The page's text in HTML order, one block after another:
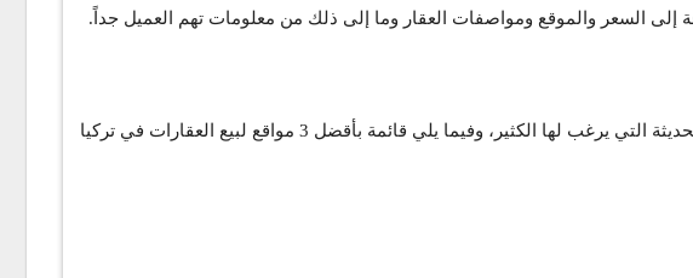
إلى السعر والموقع ومواصفات العقار وما إلى ذلك من معلومات تهم العميل جداً.
تهتم مواقع بيع العقارات في تركيا بعرض العقارات الموجودة في المناطق الأكثر مبيعاً في تركيا إضافة إلى العقارات الحديثة التي يرغب لها الكثير، وفيما يلي قائمة بأقضل 3 مواقع لبيع العقارات في تركيا